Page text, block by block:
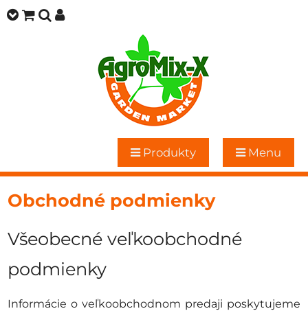
Produkty Menu
Obchodné podmienky
Všeobecné veľkoobchodné
podmienky
Informácie o veľkoobchodnom predaji poskytujeme